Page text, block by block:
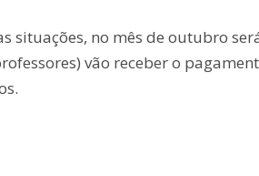
situações, no mês de outubro
vão receber o